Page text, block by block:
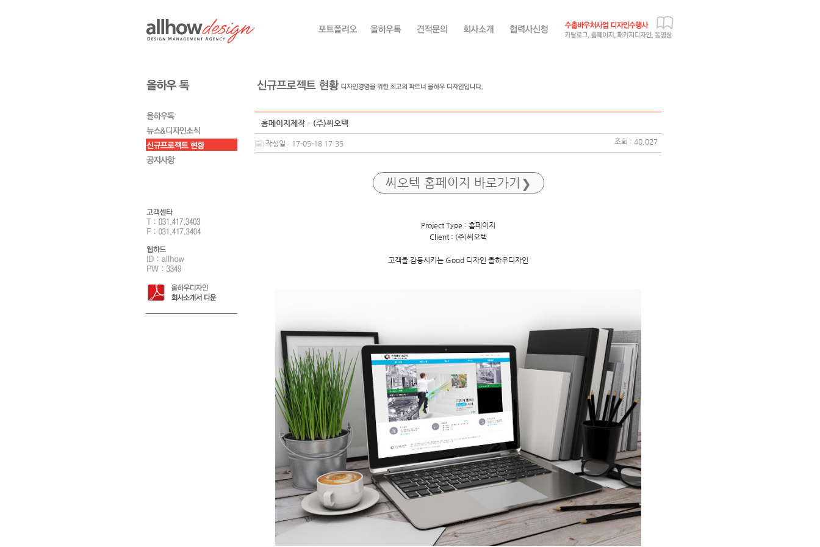
홈페이지제작 - (주)씨오텍
작성일 : 17-05-18 17:35 조회 : 40,027
씨오텍 홈페이지 바로가기
Project Type : 홈페이지
Client : (주)씨오텍
고객을 감동시키는 Good 디자인 올하우디자인